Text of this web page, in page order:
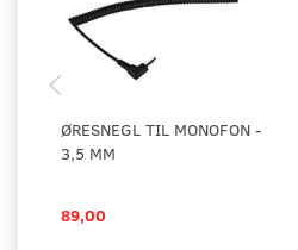
ØRESNEGL TIL MONOFON -
3,5 MM
89,00